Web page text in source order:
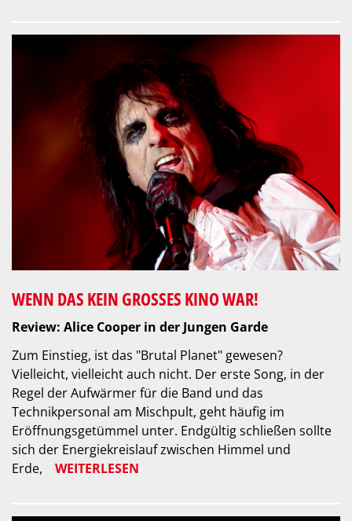
WENN DAS KEIN GROSSES KINO WAR!
Review: Alice Cooper in der Jungen Garde
Zum Einstieg, ist das "Brutal Planet" gewesen?
Vielleicht, vielleicht auch nicht. Der erste Song, in der
Regel der Aufwärmer für die Band und das
Technikpersonal am Mischpult, geht häufig im
Eröffnungsgetümmel unter. Endgültig schließen sollte
sich der Energiekreislauf zwischen Himmel und
Erde,
WEITERLESEN